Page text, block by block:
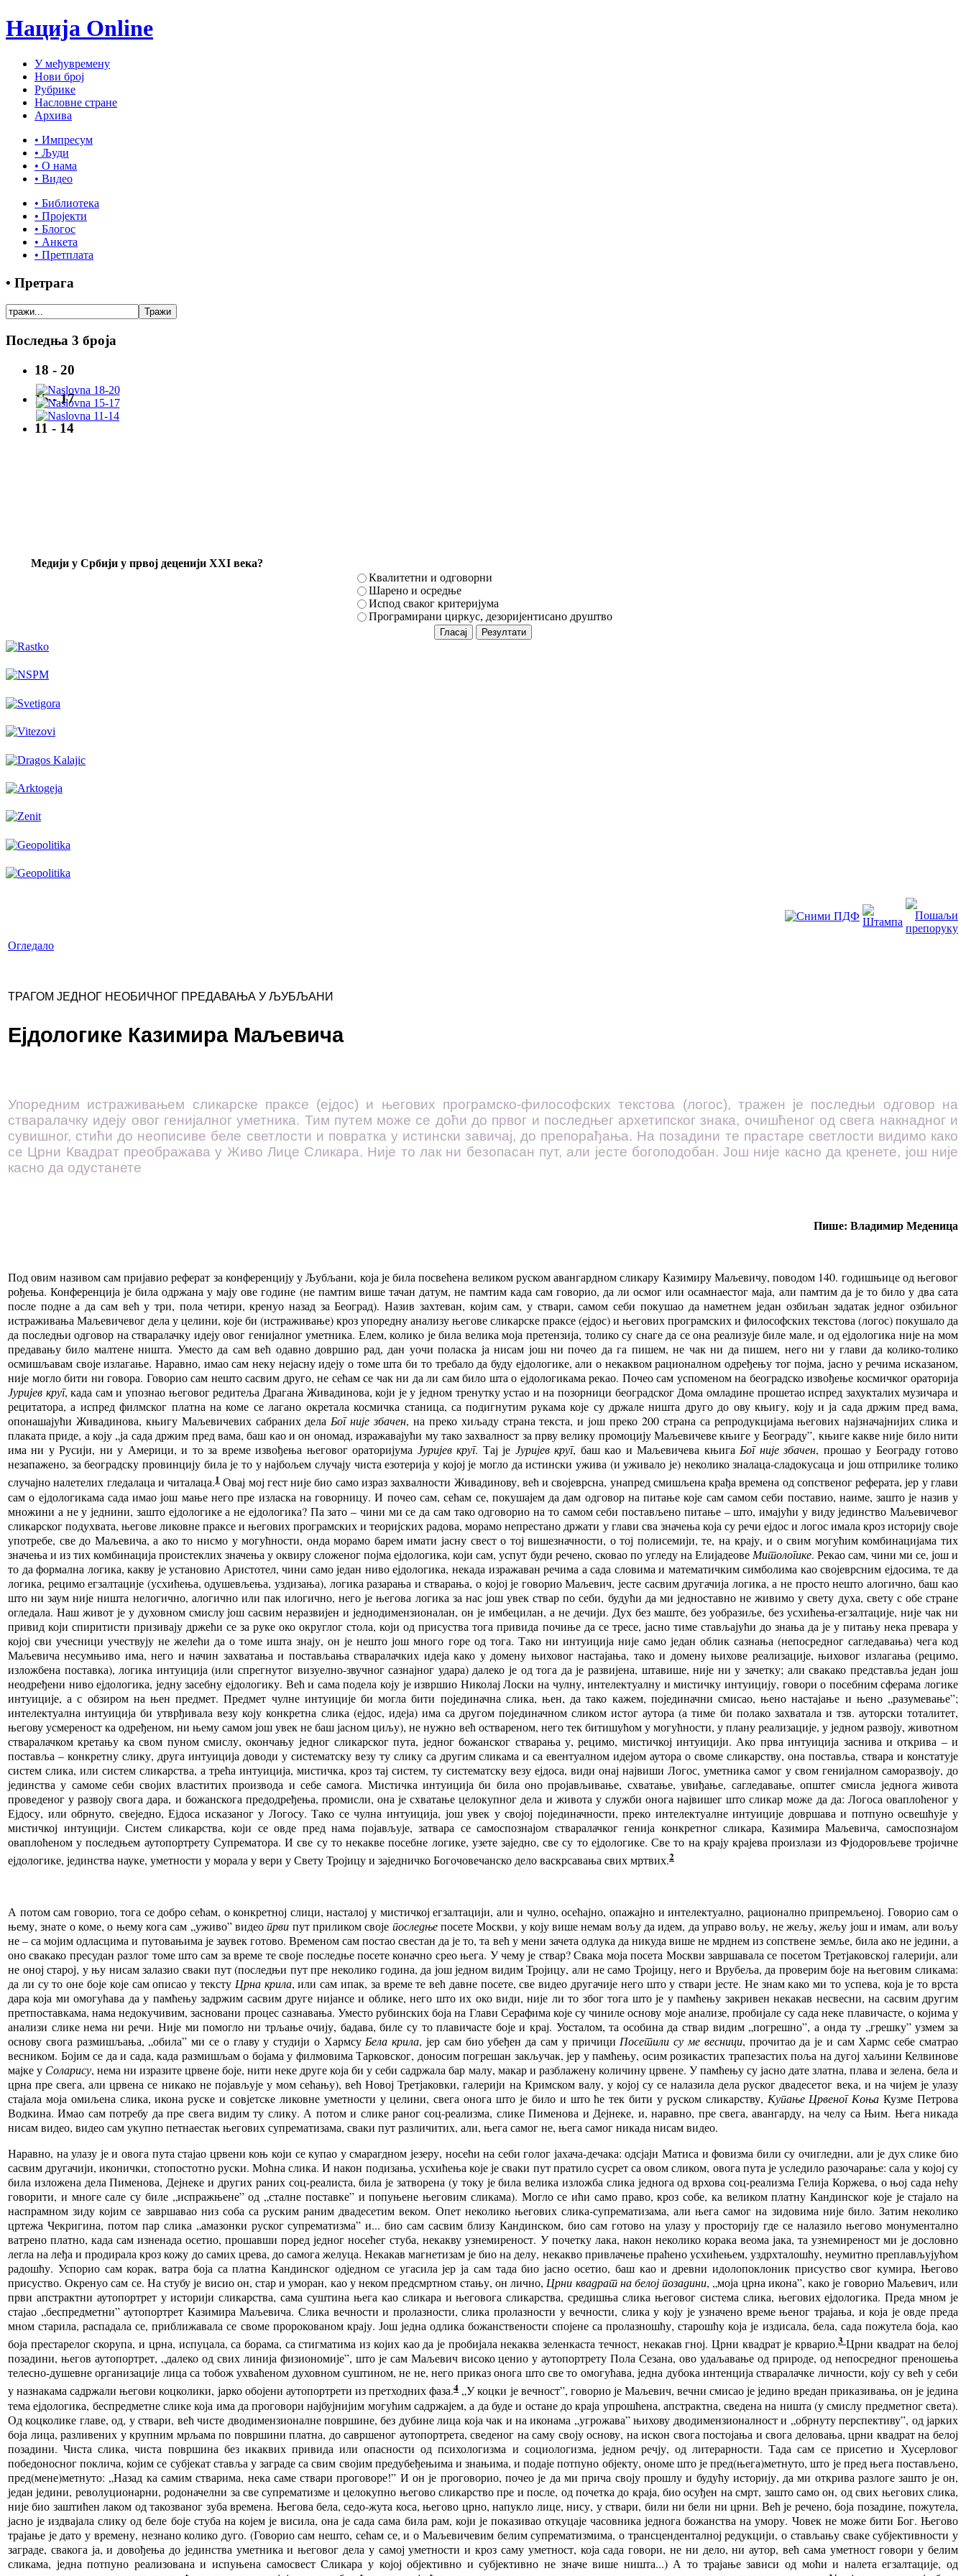
Нација Online
У међувремену
Нови број
Рубрике
Насловне стране
Архива
• Импресум
• Људи
• О нама
• Видео
• Библиотека
• Пројекти
• Блогос
• Анкета
• Претплата
• Претрага
Последња 3 броја
18 - 20
15 - 17
11 - 14
Mедији у Србији у првој деценији XXI века?
Квалитетни и одговорни
Шарено и осредње
Испод сваког критеријума
Програмирани циркус, дезоријентисано друштво
Огледало
ТРАГОМ ЈЕДНОГ НЕОБИЧНОГ ПРЕДАВАЊА У ЉУБЉАНИ
Ејдологике Казимира Маљевича
Упоредним истраживањем сликарске праксе (ејдос) и његових програмско-философских текстова (логос), тражен је последњи одговор на
стваралачку идеју овог генијалног уметника. Тим путем може се доћи до првог и последњег архетипског знака, очишћеног од свега накнадног и
сувишног, стићи до неописиве беле светлости и повратка у истински завичај, до препорађања. На позадини те прастаре светлости видимо како
се Црни Квадрат преображава у Живо Лице Сликара. Није то лак ни безопасан пут, али јесте богоподобан. Још није касно да кренете, још није
касно да одустанете
Пише: Владимир Меденица
Под овим називом сам пријавио реферат за конференцију у Љубљани, која је била посвећена великом руском авангардном сликару Казимиру Маљевичу, поводом 140. годишњице од његовог
рођења. Конференција је била одржана у мају ове године (не памтим више тачан датум, не памтим када сам говорио, да ли осмог или осамнаестог маја, али памтим да је то било у два сата
после подне а да сам већ у три, пола четири, кренуо назад за Београд). Назив захтеван, којим сам, у ствари, самом себи покушао да наметнем један озбиљан задатак једног озбиљног
истраживања Маљевичевог дела у целини, које би (истраживање) кроз упоредну анализу његове сликарске праксе (ејдос) и његових програмских и философских текстова (логос) покушало да
да последњи одговор на стваралачку идеју овог генијалног уметника. Елем, коликo је била велика моја претензија, толико су снаге да се она реализује биле мале, и од ејдологика није на мом
предавању било малтене ништа. Уместо да сам већ одавно довршио рад, дан уочи поласка ја нисам још ни почео да га пишем, не чак ни да пишем, него ни у глави да колико-толико
осмишљавам своје излагање. Наравно, имао сам неку нејасну идеју о томе шта би то требало да буду ејдологике, али о некаквом рационалном одређењу тог појма, јасно у речима исказаном,
није могло бити ни говора. Говорио сам нешто сасвим друго, не сећам се чак ни да ли сам било шта о ејдологикама рекао. Почео сам успоменом на београдско извођење космичког ораторија
Јуријев круг, када сам и упознао његовог редитеља Драгана Живадинова, који је у једном тренутку устао и на позорници београдског Дома омладине прошетао испред захукталих музичара и
рецитатора, а испред филмског платна на коме се лагано окретала космичка станица, са подигнутим рукама које су држале ништа друго до ову књигу, коју и ја сада држим пред вама,
опонашајући Живадинова, књигу Маљевичевих сабраних делаБог није збачен, на преко хиљаду страна текста, и још преко 200 страна са репродукцијама његових најзначајнијих слика и
плаката приде, а коју „ја сада држим пред вама, баш као и он ономад, изражавајући му тако захвалност за прву велику промоцију Маљевичеве књиге у Београду”, књиге какве није било нити
има ни у Русији, ни у Америци, и то за време извођења његовог ораторијума Јуријев круг. Тај је Јуријев круг, баш као и Маљевичева књигаБог није збачен, прошао у Београду готово
незапажено, за београдску провинцију била је то у најбољем случају чиста езотерија у којој је могло да истински ужива (и уживало је) неколико зналаца-сладокусаца и још отприлике толико
случајно налетелих гледалаца и читалаца.1 Овај мој гест није био само израз захвалности Живадинову, већ и својеврсна, унапред смишљена крађа времена од сопственог реферата, јер у глави
сам о ејдологикама сада имао још мање него пре изласка на говорницу. И почео сам, сећам се, покушајем да дам одговор на питање које сам самом себи поставио, наиме, зашто је назив у
множини а не у једнини, зашто ејдологике а не ејдологика? Па зато – чини ми се да сам тако одговорио на то самом себи постављено питање – што, имајући у виду јединство Маљевичевог
сликарског подухвата, његове ликовне праксе и његових програмских и теоријских радова, морамо непрестано држати у глави сва значења која су речи ејдос и логос имала кроз историју своје
употребе, све до Маљевича, а ако то нисмо у могућности, онда морамо барем имати јасну свест о тој вишезначности, о тој полисемији, те, на крају, и о свим могућим комбинацијама тих
значења и из тих комбинација проистеклих значења у оквиру сложеног појма ејдологика, који сам, успут буди речено, сковао по угледу на Елијадеове Митологике. Рекао сам, чини ми се, још и
то да формална логика, какву је установио Аристотел, чини само један ниво ејдологика, некада изражаван речима а сада словима и математичким симболима као својеврсним ејдосима, те да
логика, рецимо егзалтације (усхићења, одушевљења, уздизања), логика разарања и стварања, о којој је говорио Маљевич, јесте сасвим другачија логика, а не просто нешто алогично, баш као
што ни заум није ништа нелогично, алогично или пак илогично, него је његова логика за нас још увек ствар по себи, будући да ми једноставно не живимо у свету духа, свету с обе стране
огледала. Наш живот је у духовном смислу још сасвим неразвијен и једнодимензионалан, он је имбецилан, а не дечији. Дух без маште, без уобразиље, без усхићења-егзалтације, није чак ни
привид који спиритисти призивају држећи се за руке око округлог стола, који од присуства тога привида почиње да се тресе, јасно тиме стављајући до знања да је у питању нека превара у
којој сви учесници учествују не желећи да о томе ишта знају, он је нешто још много горе од тога. Тако ни интуиција није само један облик сазнања (непосредног сагледавања) чега код
Маљевича несумњиво има, него и начин захватања и постављања стваралачких идеја како у домену њиховог настајања, тако и домену њихове реализације, њиховог излагања (рецимо,
изложбена поставка), логика интуиција (или спрегнутог визуелно-звучног сазнајног удара) далеко је од тога да је развијена, штавише, није ни у зачетку; али свакако представља један још
неодређени ниво ејдологика, једну засебну ејдологику. Већ и сама подела коју је извршио Николај Лоски на чулну, интелектуалну и мистичку интуицију, говори о посебним сферама логике
интуиције, а с обзиром на њен предмет. Предмет чулне интуиције би могла бити појединачна слика, њен, да тако кажем, појединачни смисао, њено настајање и њено „разумевање”;
интелектуална интуиција би утврђивала везу коју конкретна слика (ејдос, идеја) има са другом појединачном сликом истог аутора (а тиме би полако захватала и тзв. ауторски тоталитет,
његову усмереност ка одређеном, ни њему самом још увек не баш јасном циљу), не нужно већ оствареном, него тек битишућом у могућности, у плану реализације, у једном развоју, животном
стваралачком кретању ка свом пуном смислу, окончању једног сликарског пута, једног божанског стварања у, рецимо, мистичкој интуицији. Ако прва интуиција заснива и открива – и
поставља – конкретну слику, друга интуиција доводи у систематску везу ту слику са другим сликама и са евентуалном идејом аутора о своме сликарству, она поставља, ствара и констатује
систем слика, или систем сликарства, а трећа интуиција, мистичка, кроз тај систем, ту систематску везу ејдоса, види онај највиши Логос, уметника самог у свом генијалном саморазвоју, до
јединства у самоме себи својих властитих производа и себе самога. Мистичка интуиција би била оно пројављивање, схватање, увиђање, сагледавање, општег смисла једнога живота
проведеног у развоју свога дара, и божанскога предодређења, промисли, она је схватање целокупног дела и живота у служби онога највишег што сликар може да да: Логоса оваплоћеног у
Ејдосу, или обрнуто, свеједно, Ејдоса исказаног у Логосу. Тако се чулна интуиција, још увек у својој појединачности, преко интелектуалне интуиције довршава и потпуно освешћује у
мистичкој интуицији. Систем сликарства, који се овде пред нама појављује, затвара се самоспознајом стваралачког генија конкретног сликара, Казимира Маљевича, самоспознајом
оваплоћеном у последњем аутопортрету Супрематора.И све су то некакве посебне логике, узете заједно, све су то ејдологике. Све то на крају крајева произлази из Фјодоровљеве тројичне
ејдологике, јединства науке, уметности у морала у вери у Свету Тројицу и заједничко Богочовечанско дело васкрсавања свих мртвих.2
А потом сам говорио, тога се добро сећам, о конкретној слици, насталој у мистичкој егзалтацији, али и чулно, осећајно, опажајно и интелектуално, рационално припремљеној. Говорио сам о
њему, знате о коме, о њему кога сам „уживо” видеопрви пут приликом своје последњепосете Москви, у коју више немам вољу да идем, да управо вољу, не жељу, жељу још и имам, али вољу
не – са мојим одласцима и путовањима је заувек готово. Временом сам постао свестан да је то, та већ у мени зачета одлука да никуда више не мрднем из сопствене земље, била ако не једини, а
оно свакако пресудан разлог томе што сам за време те своје последње посете коначно срео њега. У чему је ствар? Свака моја посета Москви завршавала се посетом Третјаковској галерији, али
не оној старој, у њу нисам залазио сваки пут (последњи пут пре неколико година, да још једном видим Тројицу, али не само Тројицу, него и Врубеља, да проверим боје на његовим сликама:
да ли су то оне боје које сам описао у тексту Црна крила, или сам ипак, за време те већ давне посете, све видео другачије него што у ствари јесте. Не знам како ми то успева, која је то врста
дара која ми омогућава да у памћењу задржим сасвим друге нијансе и облике, него што их око види, није ли то због тога што је у памћењу закривен некакав несвесни, на сасвим другим
претпоставкама, нама недокучивим, засновани процес сазнавања. Уместо рубинских боја на Глави Серафима које су чиниле основу моје анализе, пробијале су сада неке плавичасте, о којима у
анализи слике нема ни речи. Није ми помогло ни трљање очију, бадава, биле су то плавичасте боје и крај. Уосталом, та особина да ствар видим „погрешно”, а онда ту „грешку” узмем за
основу свога размишљања, „обила” ми се о главу у студији о Хармсу Бела крила, јер сам био убеђен да сам у причици Посетили су ме весници, прочитао да је и сам Хармс себе сматрао
весником. Бојим се да и сада, када размишљам о бојама у филмовима Тарковског, доносим погрешан закључак, јер у памћењу, осим розикастих трапезастих поља на дугој хаљини Келвинове
мајке у Соларису, нема ни изразите црвене боје, нити неке друге која би у себи садржала бар малу, макар и разблажену количину црвене. У памћењу су јасно дате златна, плава и зелена, бела и
црна пре свега, али црвена се никако не појављује у мом сећању), већ Новој Третјаковки, галерији на Кримском валу, у којој су се налазила дела руског двадесетог века, и на чијем је улазу
стајала моја омиљена слика, икона руске и совјетске ликовне уметности у целини, свега онога што је било и што ће тек бити у руском сликарству, Купање Црвеног Коња Кузме Петрова
Водкина. Имао сам потребу да пре свега видим ту слику. А потом и слике раног соц-реализма, слике Пименова и Дејнеке, и, наравно, пре свега, авангарду, на челу са Њим. Њега никада
нисам видео, видео сам укупно петнаестак његових супрематизама, сваки пут различитих, али, њега самог не, њега самог никада нисам видео.
Наравно, на улазу је и овога пута стајао црвени коњ који се купао у смарагдном језеру, носећи на себи голог јахача-дечака: одсјаји Матиса и фовизма били су очигледни, али је дух слике био
сасвим другачији, иконички, стопостотно руски. Моћна слика. И након подизања, усхићења које је сваки пут пратило сусрет са овом сликом, овога пута је уследило разочарање: сала у којој су
била изложена дела Пименова, Дејнеке и других раних соц-реалиста, била је затворена (у току је била велика изложба слика једнога од врхова соц-реализма Гелија Коржева, о њој сада нећу
говорити, и многе сале су биле „испражњене” од „сталне поставке” и попуњене његовим сликама). Могло се ићи само право, кроз собе, ка великом платну Кандинског које је стајало на
наспрамном зиду којим се завршавао низ соба са руским раним двадесетим веком. Опет неколико његових слика-супрематизама, али њега самог на зидовима није било. Затим неколико
цртежа Чекригина, потом пар слика „амазонки руског супрематизма” и... био сам сасвим близу Кандинском, био сам готово на улазу у просторију где се налазило његово монументално
ватрено платно, када сам изненада осетио, прошавши поред једног носећег стуба, некакву узнемиреност. У почетку лака, након неколико корака веома јака, та узнемиреност ми је дословно
легла на леђа и продирала кроз кожу до самих црева, до самога желуца. Некакав магнетизам је био на делу, некакво привлачење праћено усхићењем, уздрхталошћу, неумитно преплављујућом
радошћу. Успорио сам корак, ватра боја са платна Кандинског одједном се угасила јер ја сам тада био јасно осетио, баш као и древни идолопоклоник присуство свог кумира, Његово
присуство. Окренуо сам се. На стубу је висио он, стар и уморан, као у неком предсмртном стању, он лично, Црни квадрат на белој позадини, „моја црна икона”, како је говорио Маљевич, или
први апстрактни аутопортрет у историји сликарства, сама суштина њега као сликара и његовога сликарства, средишња слика његовог система слика, његових ејдологика. Преда мном је
стајао „беспредметни” аутопортрет Казимира Маљевича. Слика вечности и пролазности, слика пролазности у вечности, слика у коју је узначено време њеног трајања, и која је овде преда
мном старила, распадала се, приближавала се своме пророкованом крају. Још једна одлика божанствености спојене са пролазношћу, старошћу која је издисала, бела, сада пожутела боја, као
боја престарелог скорупа, и црна, испуцала, са борама, са стигматима из којих као да је пробијала некаква зеленкаста течност, некакав гној. Црни квадрат је крварио.3Црни квадрат на белој
позадини, његов аутопортрет, „далеко од свих линија физиономије”, што је сам Маљевич високо ценио у аутопортрету Пола Сезана, ово удаљавање од природе, од непосредног преношења
телесно-душевне организације лица са тобож ухваћеном духовном суштином, не не, него приказ онога што све то омогућава, једна дубока интенција стваралачке личности, коју су већ у себи
у назнакама садржали његови коцколики, јарко обојени аутопортрети из претходних фаза.4„У коцки је вечност”, говорио је Маљевич, вечни смисао је једино вредан приказивања, он је једина
тема ејдологика, беспредметне слике која има да проговори најбујнијим могућим садржајем, а да буде и остане до краја упрошћена, апстрактна, сведена на ништа (у смислу предметног света).
Од коцколике главе, од, у ствари, већ чисте дводимензионалне површине, без дубине лица која чак и на иконама „угрожава” њихову дводимензионалност и „обрнуту перспективу”, од јарких
боја лица, разливених у крупним мрљама по површини платна, до савршеног аутопортрета, сведеног на саму своју основу, на искон свога постојања и свога деловања, црни квадрат на белој
позадини. Чиста слика, чиста површина без икаквих привида или опасности од психологизма и социологизма, једном речју, од литерарности. Тада сам се присетио и Хусерловог
победоносног поклича, којим се субјекат ставља у заграде са свим својим предубеђењима и знањима, и подаје потпуно објекту, ономе што је пред(њега)метнуто, што је пред њега постављено,
пред(мене)метнуто: „Назад ка самим стварима, нека саме ствари проговоре!” И он је проговорио, почео је да ми прича своју прошлу и будућу историју, да ми открива разлоге зашто је он,
један једини, револуционарни, родоначелни за све супрематизме и целокупно његово сликарство пре и после, од почетка до краја, био осуђен на смрт, зашто само он, од свих његових слика,
није био заштићен лаком од такозваног зуба времена. Његова бела, седо-жута коса, његово црно, напукло лице, нису, у ствари, били ни бели ни црни. Већ је речено, боја позадине, пожутела,
јасно је издвајала слику од беле боје стуба на којем је висила, она је сада сама била рам, који је показивао откуцаје часовника једнога божанства на умору. Човек не може бити Бог. Његово
трајање је дато у времену, незнано колико дуго. (Говорио сам нешто, сећам се, и о Маљевичевим белим супрематизмима, о трансценденталној редукцији, о стављању сваке субјективности у
заграде, свакога ја, и довођења до јединства уметника и његовог дела у самој уметности и кроз саму уметност, која сада говори, не ни дело, ни аутор, већ сама уметност говори у белим
сликама, једна потпуно реализована и испуњена самосвест Сликара у којој објективно и субјективно не значе више ништа...) А то трајање зависи од моћи и налета егзалтације, од